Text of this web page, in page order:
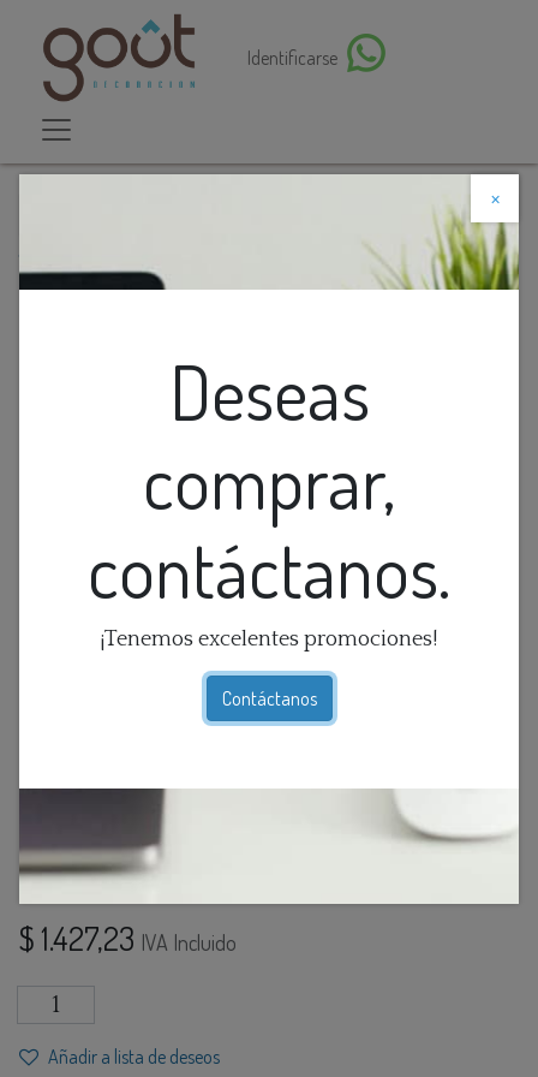
Identificarse
×
Deseas
comprar,
contáctanos.
¡Tenemos excelentes promociones!
Contáctanos
Descuento web
Lamp. Colg. 8L.Redonda Celeste
Lamp. Colg. 8L.Redonda
Celeste
$ 1.427,23 IVA Incluido
Añadir a lista de deseos